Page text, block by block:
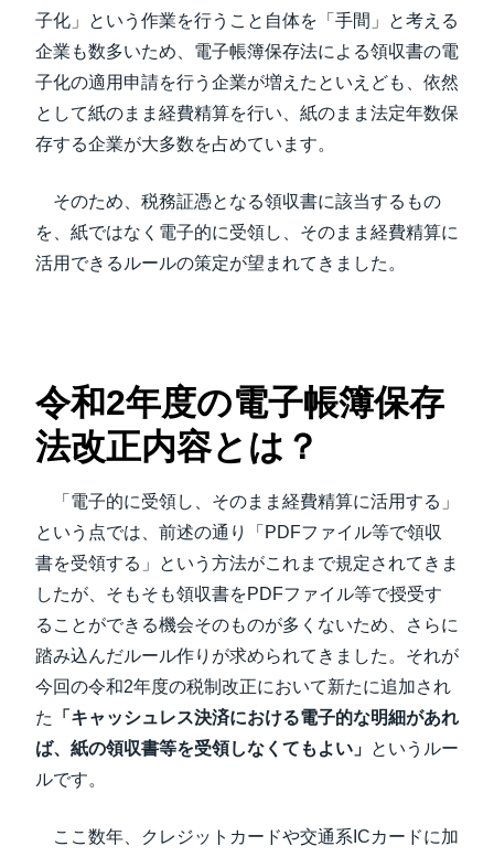
子化」という作業を行うこと自体を「手間」と考える
企業も数多いため、電子帳簿保存法による領収書の電
子化の適用申請を行う企業が増えたといえども、依然
として紙のまま経費精算を行い、紙のまま法定年数保
存する企業が大多数を占めています。
そのため、税務証憑となる領収書に該当するもの
を、紙ではなく電子的に受領し、そのまま経費精算に
活用できるルールの策定が望まれてきました。
令和2年度の電子帳簿保存
法改正内容とは？
「電子的に受領し、そのまま経費精算に活用する」
という点では、前述の通り「PDFファイル等で領収
書を受領する」という方法がこれまで規定されてきま
したが、そもそも領収書をPDFファイル等で授受す
ることができる機会そのものが多くないため、さらに
踏み込んだルール作りが求められてきました。それが
今回の令和2年度の税制改正において新たに追加され
た
「キャッシュレス決済における電子的な明細があれ
ば、紙の領収書等を受領しなくてもよい」 というルー
ルです。
ここ数年、クレジットカードや交通系ICカードに加